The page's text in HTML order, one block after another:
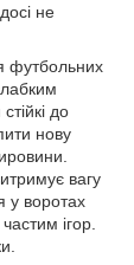
не
футбольних
до
нову
вагу
у воротах
ігор.